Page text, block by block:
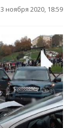
3 ноября 2020, 18:59